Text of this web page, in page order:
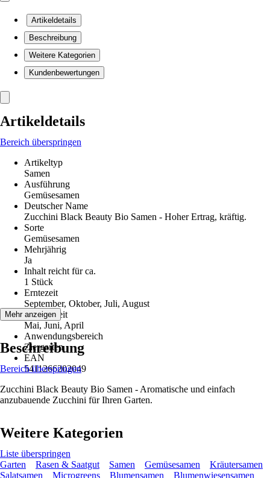
Artikeldetails
Beschreibung
Weitere Kategorien
Kundenbewertungen
Artikeldetails
Bereich überspringen
Artikeltyp
Samen
Ausführung
Gemüsesamen
Deutscher Name
Zucchini Black Beauty Bio Samen - Hoher Ertrag, kräftig.
Sorte
Gemüsesamen
Mehrjährig
Ja
Inhalt reicht für ca.
1 Stück
Erntezeit
September, Oktober, Juli, August
Aussaatzeit
Mai, Juni, April
Anwendungsbereich
Ziergarten
EAN
5411266202049
Mehr anzeigen
Beschreibung
Bereich überspringen
Zucchini Black Beauty Bio Samen - Aromatische und einfach
anzubauende Zucchini für Ihren Garten.
Weitere Kategorien
Liste überspringen
Garten
Rasen & Saatgut Samen Gemüsesamen
Kräutersamen
Salatsamen
Microgreens Blumensamen Blumenwiesensamen